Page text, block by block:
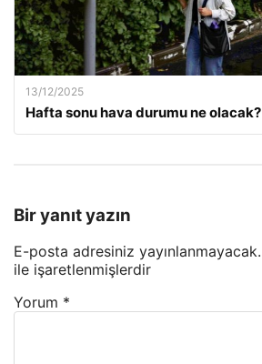
13/12/2025
Hafta sonu hava durumu ne olacak?
Bir yanıt yazın
E-posta adresiniz yayınlanmayacak.
ile işaretlenmişlerdir
Yorum *